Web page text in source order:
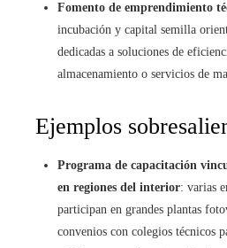
Fomento de emprendimiento
incubación y capital semilla
dedicadas a soluciones de
almacenamiento o servicios de
Ejemplos
Programa de capacitación
en regiones del interior: varias
participan en grandes plantas
convenios con colegios técnicos